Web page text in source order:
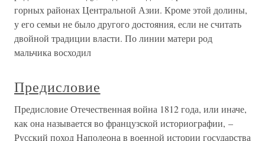
горных районах Центральной Азии. Кроме этой долины,
у его семьи не было другого достояния, если не считать
двойной традиции власти. По линии матери род
мальчика восходил
Предисловие
Предисловие Отечественная война 1812 года, или иначе,
как она называется во французской историографии, –
Русский поход Наполеона в военной истории государства